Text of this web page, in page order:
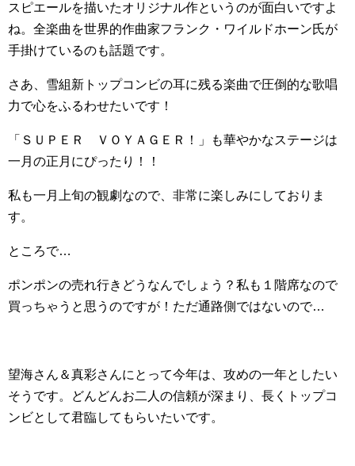
スピエールを描いたオリジナル作というのが面白いですよ
ね。全楽曲を世界的作曲家フランク・ワイルドホーン氏が
手掛けているのも話題です。
さあ、雪組新トップコンビの耳に残る楽曲で圧倒的な歌唱
力で心をふるわせたいです！
「ＳＵＰＥＲ ＶＯＹＡＧＥＲ！」も華やかなステージは
一月の正月にぴったり！！
私も一月上旬の観劇なので、非常に楽しみにしておりま
す。
ところで…
ポンポンの売れ行きどうなんでしょう？私も１階席なので
買っちゃうと思うのですが！ただ通路側ではないので…
望海さん＆真彩さんにとって今年は、攻めの一年としたい
そうです。どんどんお二人の信頼が深まり、長くトップコ
ンビとして君臨してもらいたいです。